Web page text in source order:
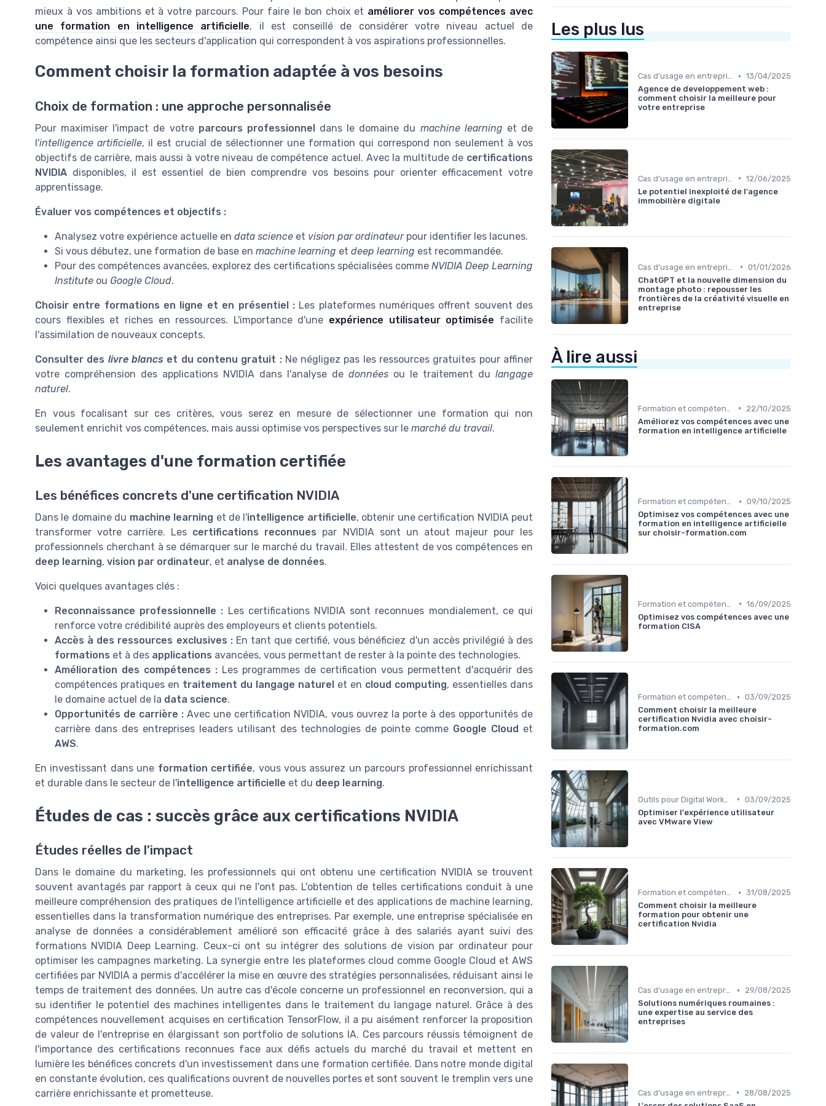
mieux à vos ambitions et à votre parcours. Pour faire le bon choix et améliorer vos compétences avec
une formation en intelligence artificielle, il est conseillé de considérer votre niveau actuel de
compétence ainsi que les secteurs d'application qui correspondent à vos aspirations professionnelles.
Comment choisir la formation adaptée à vos besoins
Choix de formation : une approche personnalisée
Pour maximiser l'impact de votre parcours professionneldans le domaine du machine learning et de
l'intelligence artificielle, il est crucial de sélectionner une formation qui correspond non seulement à vos
objectifs de carrière, mais aussi à votre niveau de compétence actuel. Avec la multitude de certifications
NVIDIA disponibles, il est essentiel de bien comprendre vos besoins pour orienter efficacement votre
apprentissage.
Évaluer vos compétences et objectifs :
Analysez votre expérience actuelle en data science et vision par ordinateurpour identifier les lacunes.
Si vous débutez, une formation de base en machine learning et deep learning est recommandée.
Pour des compétences avancées, explorez des certifications spécialisées comme NVIDIA Deep Learning
Institute ou Google Cloud.
Choisir entre formations en ligne et en présentiel :Les plateformes numériques offrent souvent des
cours flexibles et riches en ressources. L'importance d'une expérience utilisateur optimisée facilite
l'assimilation de nouveaux concepts.
Consulter des livre blancs et du contenu gratuit :Ne négligez pas les ressources gratuites pour affiner
votre compréhension des applications NVIDIA dans l'analyse de données ou le traitement du langage
naturel.
En vous focalisant sur ces critères, vous serez en mesure de sélectionner une formation qui non
seulement enrichit vos compétences, mais aussi optimise vos perspectives sur le marché du travail.
Les avantages d'une formation certifiée
Les bénéfices concrets d'une certification NVIDIA
Dans le domaine du machine learning et de l'intelligence artificielle, obtenir une certification NVIDIA peut
transformer votre carrière. Les certifications reconnues par NVIDIA sont un atout majeur pour les
professionnels cherchant à se démarquer sur le marché du travail. Elles attestent de vos compétences en
deep learning, vision par ordinateur, et analyse de données.
Voici quelques avantages clés :
Reconnaissance professionnelle : Les certifications NVIDIA sont reconnues mondialement, ce qui
renforce votre crédibilité auprès des employeurs et clients potentiels.
Accès à des ressources exclusives :En tant que certifié, vous bénéficiez d'un accès privilégié à des
formations et à des applications avancées, vous permettant de rester à la pointe des technologies.
Amélioration des compétences : Les programmes de certification vous permettent d'acquérir des
compétences pratiques en traitement du langage naturel et en cloud computing, essentielles dans
le domaine actuel de la data science.
Opportunités de carrière : Avec une certification NVIDIA, vous ouvrez la porte à des opportunités de
carrière dans des entreprises leaders utilisant des technologies de pointe comme Google Cloud et
AWS.
En investissant dans une formation certifiée, vous vous assurez un parcours professionnel enrichissant
et durable dans le secteur de l'intelligence artificielle et du deep learning.
Études de cas : succès grâce aux certifications NVIDIA
Études réelles de l'impact
Dans le domaine du marketing, les professionnels qui ont obtenu une certification NVIDIA se trouvent
souvent avantagés par rapport à ceux qui ne l'ont pas. L'obtention de telles certifications conduit à une
meilleure compréhension des pratiques de l'intelligence artificielle et des applications de machine learning,
essentielles dans la transformation numérique des entreprises. Par exemple, une entreprise spécialisée en
analyse de données a considérablement amélioré son efficacité grâce à des salariés ayant suivi des
formations NVIDIA Deep Learning. Ceux-ci ont su intégrer des solutions de vision par ordinateur pour
optimiser les campagnes marketing. La synergie entre les plateformes cloud comme Google Cloud et AWS
certifiées par NVIDIA a permis d'accélérer la mise en œuvre des stratégies personnalisées, réduisant ainsi le
temps de traitement des données. Un autre cas d'école concerne un professionnel en reconversion, qui a
su identifier le potentiel des machines intelligentes dans le traitement du langage naturel. Grâce à des
compétences nouvellement acquises en certification TensorFlow, il a pu aisément renforcer la proposition
de valeur de l'entreprise en élargissant son portfolio de solutions IA. Ces parcours réussis témoignent de
l'importance des certifications reconnues face aux défis actuels du marché du travail et mettent en
lumière les bénéfices concrets d'un investissement dans une formation certifiée. Dans notre monde digital
en constante évolution, ces qualifications ouvrent de nouvelles portes et sont souvent le tremplin vers une
carrière enrichissante et prometteuse.
Les plus lus
Cas d'usage en entreprise • 13/04/2025
Agence de developpement web :
comment choisir la meilleure pour
votre entreprise
• 12/06/2025
Le potentiel inexploité de l'agence
immobilière digitale
• 01/01/2026
ChatGPT et la nouvelle dimension du
montage photo : repousser les
frontières de la créativité visuelle en
entreprise
À lire aussi
•
22/10/2025
Améliorez vos compétences avec une
formation en intelligence artificielle
Formation et compétences nécessaires • 09/10/2025
Optimisez vos compétences avec une
formation en intelligence artificielle
sur choisir-formation.com
• 16/09/2025
Optimisez vos compétences avec une
formation CISA
Formation et compétences nécessaires • 03/09/2025
Comment choisir la meilleure
certification Nvidia avec choisir-
formation.com
• 03/09/2025
Optimiser l'expérience utilisateur
avec VMware View
Formation et compétences nécessaires • 31/08/2025
Comment choisir la meilleure
formation pour obtenir une
certification Nvidia
Cas d'usage en entreprise •
29/08/2025
Solutions numériques roumaines :
une expertise au service des
entreprises
•
28/08/2025